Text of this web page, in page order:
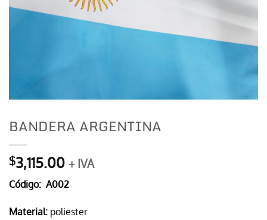
BANDERA ARGENTINA
$3,115.00 + IVA
Código: A002
Material: poliester